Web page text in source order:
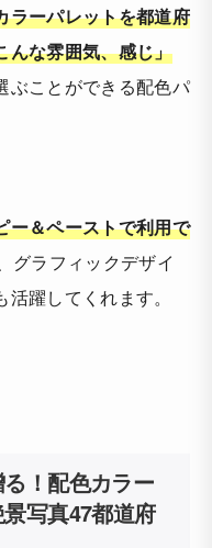
ラーパレットを都道府
んな雰囲気、感じ」
ぶことができる配色パ
ー＆ペーストで利用で
グラフィックデザイ
躍してくれます。
！配色カラー
写真47都道府